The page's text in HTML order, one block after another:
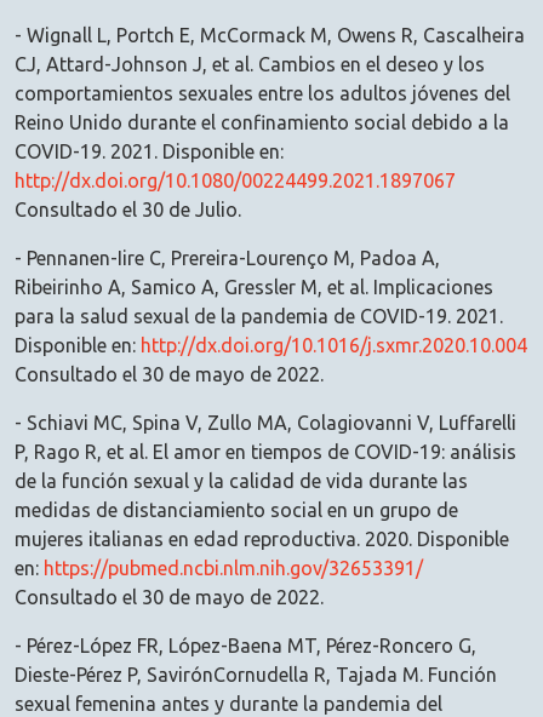
- Wignall L, Portch E, McCormack M, Owens R, Cascalheira
CJ, Attard-Johnson J, et al. Cambios en el deseo y los
comportamientos sexuales entre los adultos jóvenes del
Reino Unido durante el confinamiento social debido a la
COVID-19. 2021. Disponible en:
http://dx.doi.org/10.1080/00224499.2021.1897067
Consultado el 30 de Julio.
- Pennanen-Iire C, Prereira-Lourenço M, Padoa A,
Ribeirinho A, Samico A, Gressler M, et al. Implicaciones
para la salud sexual de la pandemia de COVID-19. 2021.
Disponible en: http://dx.doi.org/10.1016/j.sxmr.2020.10.004
Consultado el 30 de mayo de 2022.
- Schiavi MC, Spina V, Zullo MA, Colagiovanni V, Luffarelli
P, Rago R, et al. El amor en tiempos de COVID-19: análisis
de la función sexual y la calidad de vida durante las
medidas de distanciamiento social en un grupo de
mujeres italianas en edad reproductiva. 2020. Disponible
en: https://pubmed.ncbi.nlm.nih.gov/32653391/
Consultado el 30 de mayo de 2022.
- Pérez-López FR, López-Baena MT, Pérez-Roncero G,
Dieste-Pérez P, SavirónCornudella R, Tajada M. Función
sexual femenina antes y durante la pandemia del